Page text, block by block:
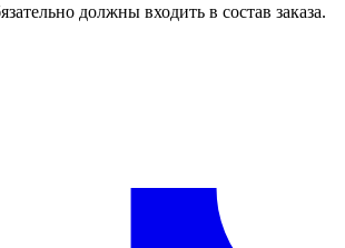
должны входить в состав заказа.
в своем составе цветочной
живые и комнатные цветы), не
принятые подлежат
средств, если заказ был оплачен).
выполнение заказов, которые не
цветочной продукции, возможно
согласованию с менеджером.
и принятым к выполнению,